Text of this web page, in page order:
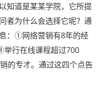
道是某某学院，它所提
者为什么会选择它呢？通
：①网络营销有8年的经
行在线课程超过700
的专才。通过这四个点告